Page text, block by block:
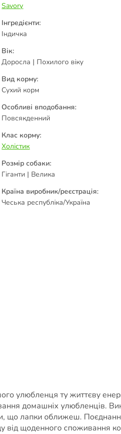
Savory
Інгредієнти:
Індичка
Вік:
Доросла | Похилого віку
Вид корму:
Сухий корм
Особливі вподобання:
Повсякденний
Клас корму:
Холістик
Розмір собаки:
Гіганти | Велика
Країна виробник/реєстрація:
Чеська республіка/Україна
улюбленця ту життєву
домашніх улюбленців.
лапки оближеш.
від щоденного споживання